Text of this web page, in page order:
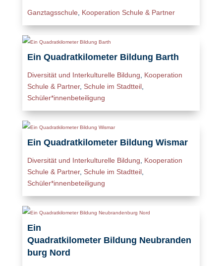
Ganztagsschule Kooperation Schule & Partner
Ein Quadratkilometer Bildung Barth
Diversität und Interkulturelle Bildung
Kooperation
Schule & Partner, Schule im Stadtteil,
Schüler*innenbeteiligung
Ein Quadratkilometer Bildung Wismar
Diversität und Interkulturelle Bildung
Kooperation
Schule & Partner, Schule im Stadtteil,
Schüler*innenbeteiligung
Ein
Quadratkilometer Bildung Neubranden
burg Nord